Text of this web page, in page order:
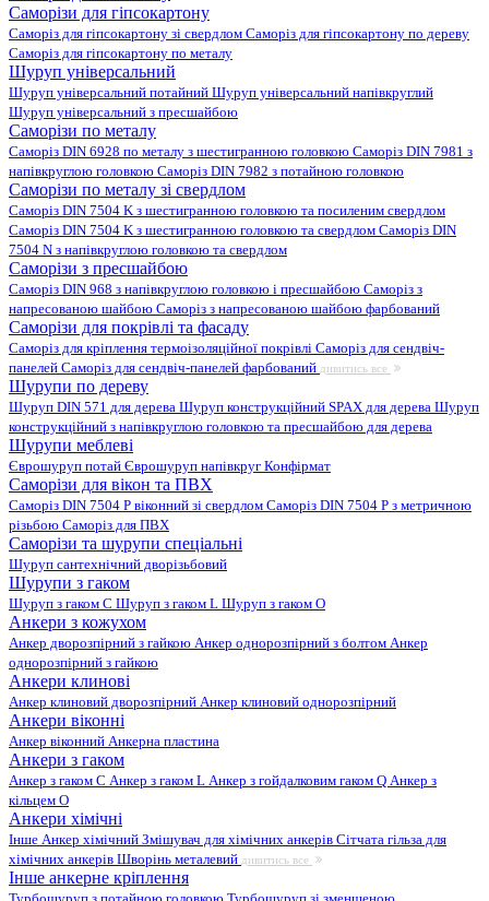
Саморізи для гіпсокартону
Саморіз для гіпсокартону зі свердлом Саморіз для гіпсокартону по дереву
Саморіз для гіпсокартону по металу
Шуруп універсальний
Шуруп універсальний потайний Шуруп універсальний напівкруглий
Шуруп універсальний з пресшайбою
Саморізи по металу
Саморіз DIN 6928 по металу з шестигранною головкою Саморіз DIN 7981 з
напівкруглою головкою Саморіз DIN 7982 з потайною головкою
Саморізи по металу зі свердлом
Саморіз DIN 7504 K з шестигранною головкою та посиленим свердлом
Саморіз DIN 7504 K з шестигранною головкою та свердлом Саморіз DIN
7504 N з напівкруглою головкою та свердлом
Саморізи з пресшайбою
Саморіз DIN 968 з напівкруглою головкою і пресшайбою Саморіз з
напресованою шайбою Саморіз з напресованою шайбою фарбований
Саморізи для покрівлі та фасаду
Саморіз для кріплення термоізоляційної покрівлі Саморіз для сендвіч-
панелей Саморіз для сендвіч-панелей фарбований дивитись все
Шурупи по дереву
Шуруп DIN 571 для дерева Шуруп конструкційний SPAX для дерева Шуруп
конструкційний з напівкруглою головкою та пресшайбою для дерева
Шурупи меблеві
Єврошуруп потай Єврошуруп напівкруг Конфірмат
Саморізи для вікон та ПВХ
Саморіз DIN 7504 P віконний зі свердлом Саморіз DIN 7504 P з метричною
різьбою Саморіз для ПВХ
Саморізи та шурупи спеціальні
Шуруп сантехнічний дворізьбовий
Шурупи з гаком
Шуруп з гаком C Шуруп з гаком L Шуруп з гаком O
Анкери з кожухом
Анкер дворозпірний з гайкою Анкер однорозпірний з болтом Анкер
однорозпірний з гайкою
Анкери клинові
Анкер клиновий дворозпірний Анкер клиновий однорозпірний
Анкери віконні
Анкер віконний Анкерна пластина
Анкери з гаком
Анкер з гаком C Анкер з гаком L Анкер з гойдалковим гаком Q Анкер з
кільцем O
Анкери хімічні
Інше Анкер хімічний Змішувач для хімічних анкерів Сітчата гільза для
хімічних анкерів Шворінь металевий дивитись все
Інше анкерне кріплення